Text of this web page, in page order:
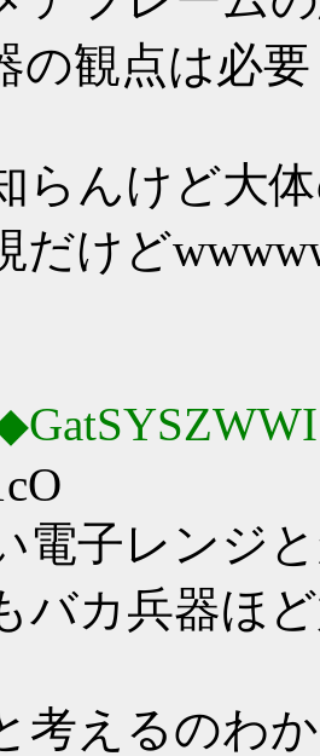
の観点は必要
らんけど大
だけど
電子レンジ
バカ兵器ほ
考えるのわ